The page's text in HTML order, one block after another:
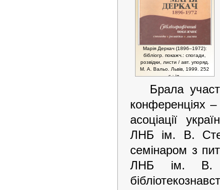
Марія Деркач (1896–1972):
бібліогр. покажч.: спогади,
розвідки, листи / авт. упоряд.
М. А. Вальо. Львів, 1999. 252
с.: іл.
Брала
конференціях –
асоціації
ЛНБ ім. В.
семінаром з
ЛНБ ім. В.